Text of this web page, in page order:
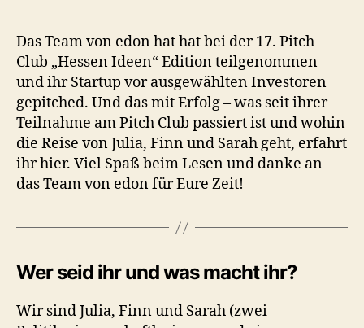
Das Team von edon hat hat bei der 17. Pitch
Club „Hessen Ideen“ Edition teilgenommen
und ihr Startup vor ausgewählten Investoren
gepitched. Und das mit Erfolg – was seit ihrer
Teilnahme am Pitch Club passiert ist und wohin
die Reise von Julia, Finn und Sarah geht, erfahrt
ihr hier. Viel Spaß beim Lesen und danke an
das Team von edon für Eure Zeit!
Wer seid ihr und was macht ihr?
Wir sind Julia, Finn und Sarah (zwei